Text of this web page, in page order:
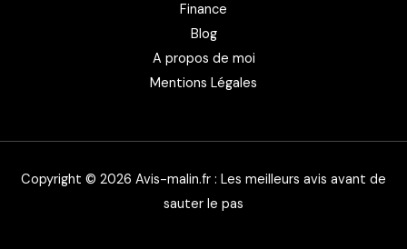
Finance
Blog
A propos de moi
Mentions Légales
Copyright © 2026 Avis-malin.fr : Les meilleurs avis avant de
sauter le pas